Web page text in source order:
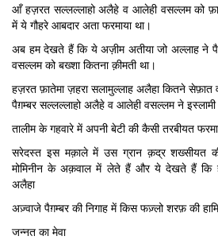
आँ हज़रत सल्लल्लाहो अलैहे व आलेही वसल्लम को
में ये गौहरे आबदार अता फरमाया था।
अब हम देखते हैं कि ये अज़ीम अतीया जो अल्लाह ने
वसल्लम को बख्शा कितना क़ीमती था।
हज़रत फ़ातेमा ज़हरा सलामुल्लाह अलैहा कितने
पैग़म्बर सल्लल्लाहो अलैहे व आलेही वसल्लम ने
तालीम के गहवारे में अपनी बेटी की कैसी तरबीयत
सरेदस्त इस मक़ाले में उस ग्रान क़द्र शख्सीयत
मोमिनीन के अक़वाल में लेते हैं और ये देखते हैं कि
अलैहा
अज़्वाजे पैग़म्बर की निगाह में किस फज़्लो शरफ़ की
जन्नत का मेवा